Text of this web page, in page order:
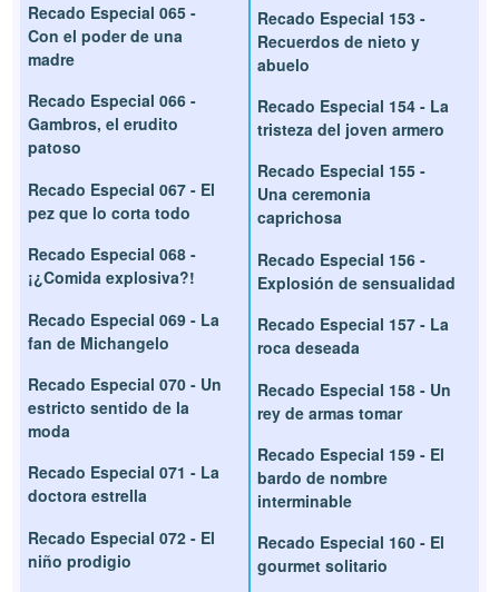
Recado Especial 065 -
Con el poder de una
madre
Recado Especial 066 -
Gambros, el erudito
patoso
Recado Especial 067 - El
pez que lo corta todo
Recado Especial 068 -
¡¿Comida explosiva?!
Recado Especial 069 - La
fan de Michangelo
Recado Especial 070 - Un
estricto sentido de la
moda
Recado Especial 071 - La
doctora estrella
Recado Especial 072 - El
niño prodigio
Recado Especial 153 -
Recuerdos de nieto y
abuelo
Recado Especial 154 - La
tristeza del joven armero
Recado Especial 155 -
Una ceremonia
caprichosa
Recado Especial 156 -
Explosión de sensualidad
Recado Especial 157 - La
roca deseada
Recado Especial 158 - Un
rey de armas tomar
Recado Especial 159 - El
bardo de nombre
interminable
Recado Especial 160 - El
gourmet solitario